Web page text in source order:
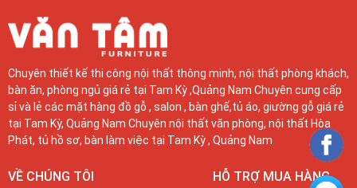
Chuyên thiết kế thi công nội thất thông minh, nội thất phòng khách,
bàn ăn, phòng ngủ giá rẻ tại Tam Kỳ ,Quảng Nam Chuyên cung cấp
sỉ và lẻ các mặt hàng đồ gỗ , salon , bàn ghế,tủ áo, giường gỗ giá rẻ
tại Tam Kỳ, Quảng Nam Chuyên nội thất văn phòng, nội thất Hòa
Phát, tủ hồ sơ, bàn làm việc tại Tam Kỳ , Quảng Nam
VỀ CHÚNG TÔI HỖ TRỢ MUA HÀNG